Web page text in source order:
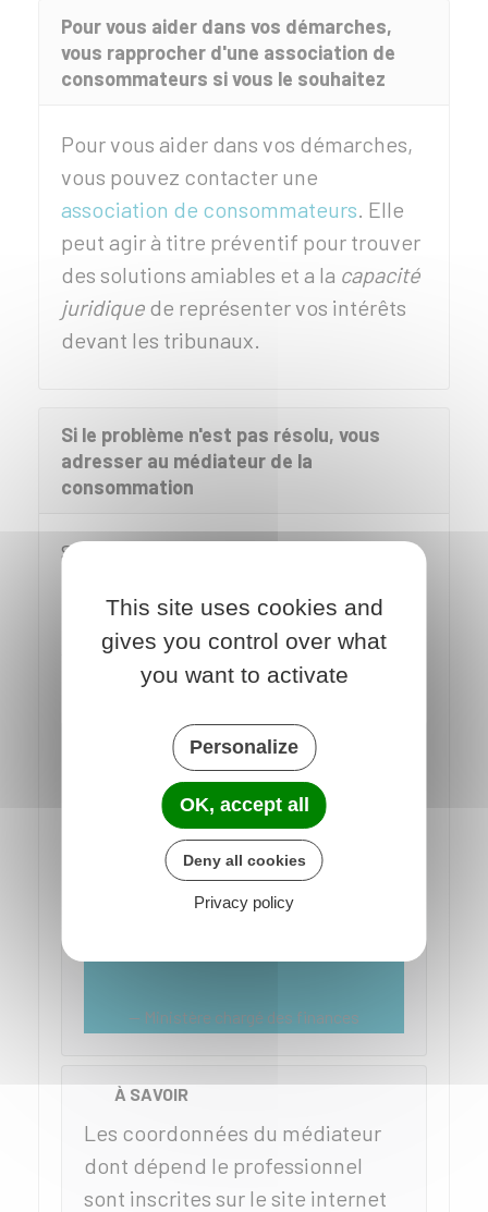
Pour vous aider dans vos démarches,
vous rapprocher d'une association de
consommateurs si vous le souhaitez
Pour vous aider dans vos démarches,
vous pouvez contacter une
association de consommateurs. Elle
peut agir à titre préventif pour trouver
des solutions amiables et a la capacité
juridique de représenter vos intérêts
devant les tribunaux.
Si le problème n'est pas résolu, vous
adresser au médiateur de la
consommation
Si le problème n'est pas résolu, vous
la consommation.
Vous pouvez choisir un médiateur en
utilisant un service en ligne :
Trouver un médiateur de la
consommation
Accéder au service en ligne
Ministère chargé des finances
À SAVOIR
Les coordonnées du médiateur
dont dépend le professionnel
sont inscrites sur le site internet
This site uses cookies and
gives you control over what
you want to activate
Personalize
OK, accept all
Deny all cookies
Privacy policy